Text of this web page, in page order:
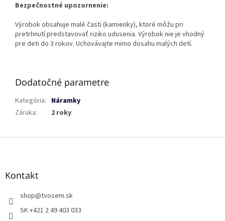
Bezpečnostné upozornenie:
Výrobok obsahuje malé časti (kamienky), ktoré môžu pri
pretrhnutí predstavovať riziko udusenia. Výrobok nie je vhodný
pre deti do 3 rokov. Uchovávajte mimo dosahu malých detí.
Dodatočné parametre
Kategória: Náramky
Záruka: 2 roky
Z
Kontakt
shop@tvosem.sk
SK +421 2 49 403 033